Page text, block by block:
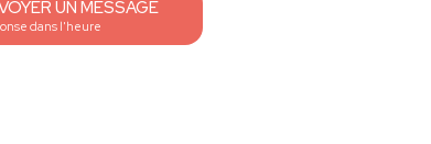
UN MESSAGE
dans l'heure